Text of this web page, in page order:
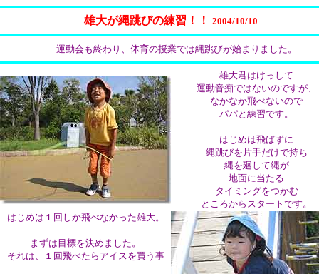
雄大が縄跳びの練習！！ 2004/10/10
運動会も終わり、体育の授業では縄跳びが始まりました。
雄大君はけっして
運動音痴ではないのですが、
なかなか飛べないので
パパと練習です。
はじめは飛ばずに
縄跳びを片手だけで持ち
縄を廻して縄が
地面に当たる
タイミングをつかむ
ところからスタートです。
はじめは１回しか飛べなかった雄大。
まずは目標を決めました。
それは、１回飛べたらアイスを買う事